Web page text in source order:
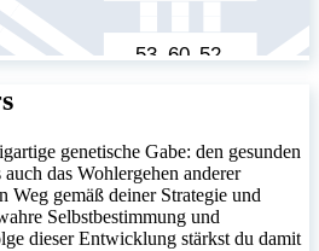
genetische Gabe: den gesunden
das Wohlergehen anderer
Weg gemäß deiner Strategie und
Selbstbestimmung und
dieser Entwicklung stärkst du damit